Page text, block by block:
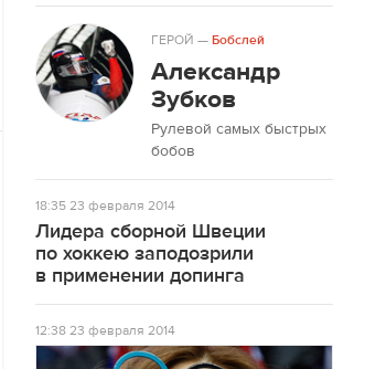
ГЕРОЙ —Бобслей
Александр
Зубков
Рулевой самых быстрых
бобов
18:3523 февраля 2014
Лидера сборной Швеции
по хоккею заподозрили
в применении допинга
12:3823 февраля 2014